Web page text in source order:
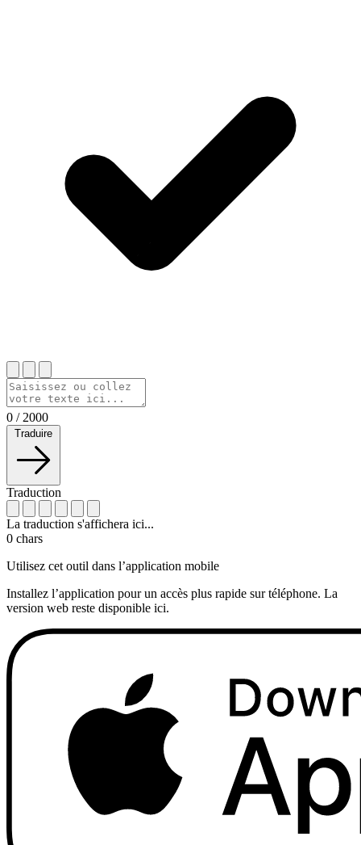
0 / 2000
Traduire
Traduction
La traduction s'affichera ici...
0 chars
Utilisez cet outil dans l’application mobile
Installez l’application pour un accès plus rapide sur téléphone. La
version web reste disponible ici.